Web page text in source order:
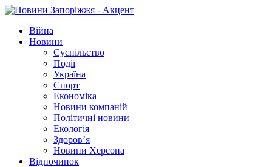
Війна
Новини
Суспільство
Події
Україна
Спорт
Економіка
Новини компаній
Політичні новини
Екологія
Здоров’я
Новини Херсона
Відпочинок